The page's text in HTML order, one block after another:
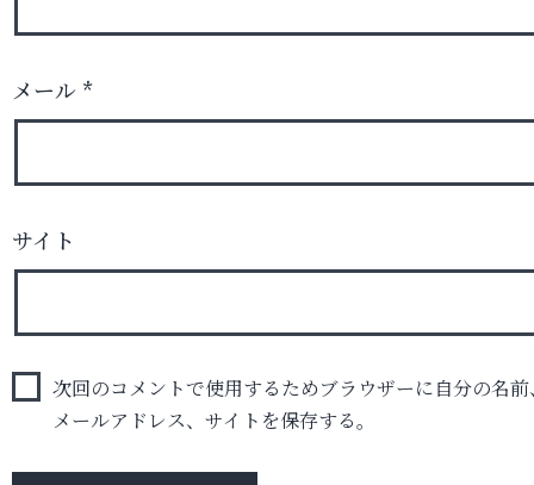
メール *
サイト
次回のコメントで使用するためブラウザーに自分の名前
メールアドレス、サイトを保存する。